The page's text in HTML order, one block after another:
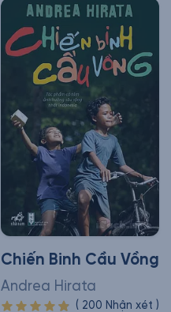
Chiến Binh Cầu Vồng
Andrea Hirata
( 200 Nhận xét )